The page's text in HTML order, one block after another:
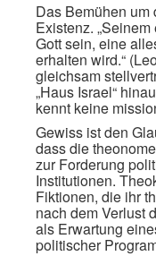
Das Bemühen
Existenz.
Gott sein, eine
erhalten wird.“
gleichsam
„Haus Israel“
kennt keine
Gewiss ist den
dass die
zur Forderung
Institutionen.
Fiktionen, die ihr
nach dem Verlust
als Erwartung
politischer